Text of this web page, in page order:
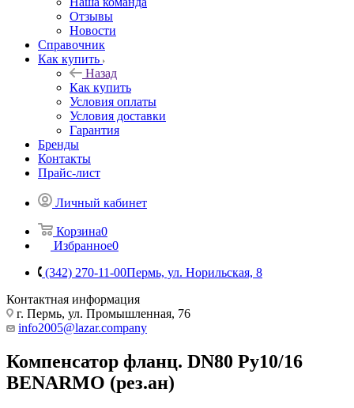
Отзывы
Новости
Справочник
Как купить
Назад
Как купить
Условия оплаты
Условия доставки
Гарантия
Бренды
Контакты
Прайс-лист
Личный кабинет
Корзина0
Избранное0
(342) 270-11-00Пермь, ул. Норильская, 8
Контактная информация
г. Пермь, ул. Промышленная, 76
info2005@lazar.company
Компенсатор фланц. DN80 Ру10/16
BENARMO (рез.ан)